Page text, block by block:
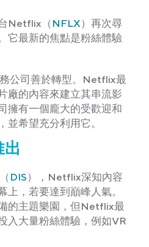
Netflix（ NFLX）再次尋
它最新的焦點是粉絲體驗
公司善於轉型。Netflix最
廠的內容來建立其串流影
擁有一個龐大的受歡迎和
並希望充分利用它。
出
DIS ），Netflix深知內容
上，若要達到巔峰人氣。
的主題樂園，但Netflix最
入大量粉絲體驗，例如VR